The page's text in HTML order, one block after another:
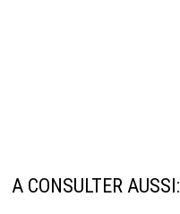
A CONSULTER AUSSI: